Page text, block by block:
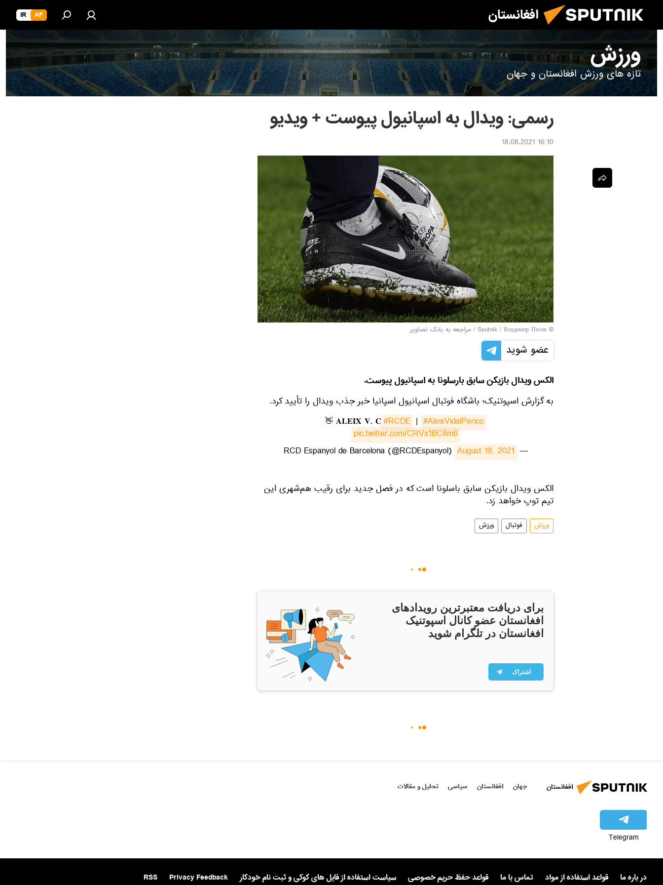
افغانستان AF
IR
ورزش
تازه های ورزش افغانستان و جهان
رسمی: ویدال به اسپانیول پیوست + ویدیو
16:10 18.08.2021
© Sputnik / Владимир Песня
/ مراجعه به بانک تصاویر
عضو شوید
الکس ویدال بازیکن سابق بارسلونا به اسپانیول پیوست.
به گزارش اسپوتنیک؛ باشگاه فوتبال اسپانیول اسپانیا خبر جذب ویدال را تأیید کرد.
👋 𝐀𝐋𝐄𝐈𝐗 𝐕. 𝐂#RCDE | #AleixVidalPerico
pic.twitter.com/CRVx1BC8m6
— RCD Espanyol de Barcelona (@RCDEspanyol)
August 18, 2021
الکس ویدال بازیکن سابق باسلونا است که در فصل جدید برای رقیب هم‌شهری این
تیم توپ خواهد زد.
ورزش فوتبال ورزش
برای دریافت معتبرترین رویدادهای
افغانستان عضو کانال اسپوتنیک
افغانستان در تلگرام شوید
اشتراک
افغانستان جهان افغانستان سیاسی تحلیل و مقالات
Telegram
در باره ما قواعد استفاده از مواد تماس با ما قواعد حفظ حریم خصوصی سیاست استفاده از فایل های کوکی و ثبت نام خودکار Privacy Feedback
RSS